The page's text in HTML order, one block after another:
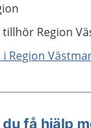
Region
Region
få hjälp